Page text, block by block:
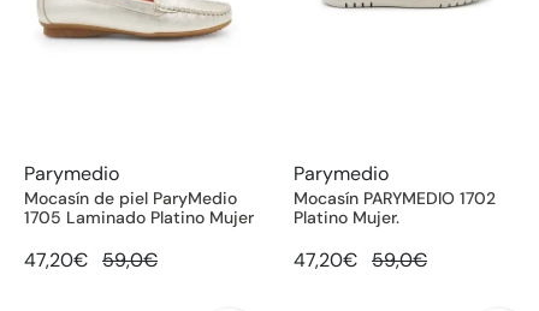
Parymedio
Mocasín de piel ParyMedio
1705 Laminado Platino Mujer
47,20€ 59,0€
Parymedio
Mocasín PARYMEDIO 1702
Platino Mujer.
47,20€ 59,0€